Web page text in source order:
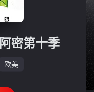
密第十季
欧美